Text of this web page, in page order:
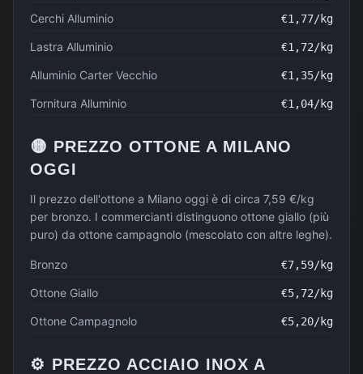
Cerchi Alluminio €1,77/kg
Lastra Alluminio €1,72/kg
Alluminio Carter Vecchio €1,35/kg
Tornitura Alluminio €1,04/kg
🟡 PREZZO OTTONE A MILANO
OGGI
Il prezzo dell'ottone a Milano oggi è di circa 7,59 €/kg
per bronzo. I commercianti distinguono ottone giallo (più
puro) da ottone campagnolo (mescolato con altre leghe).
Bronzo €7,59/kg
Ottone Giallo €5,72/kg
Ottone Campagnolo €5,20/kg
⚙️ PREZZO ACCIAIO INOX A